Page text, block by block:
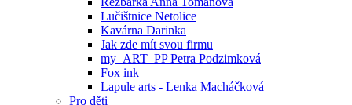
Lučištnice Netolice
Kavárna Darinka
Jak zde mít svou firmu
my_ART_PP Petra Podzimková
Fox ink
Lapule arts - Lenka Macháčková
Pro děti